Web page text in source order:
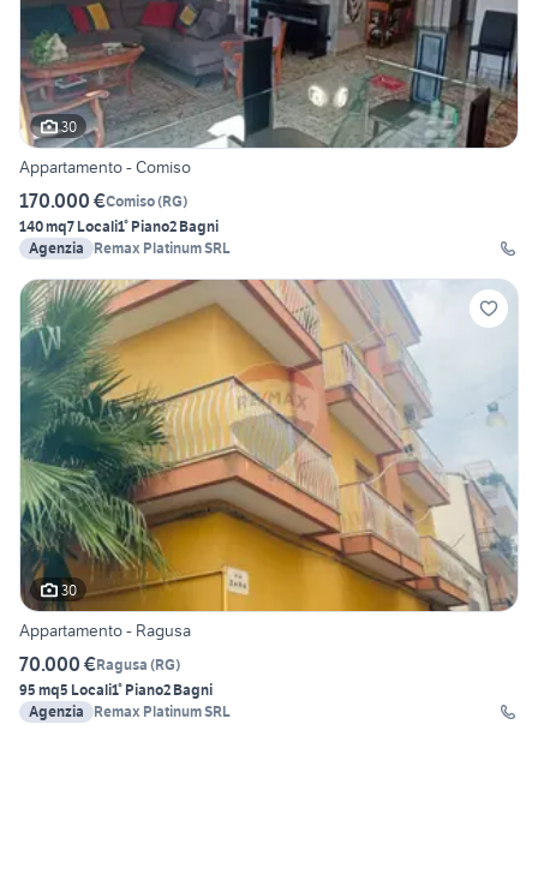
30
Appartamento - Comiso
170.000 €Comiso(RG)
140 mq7 Locali1° Piano2 Bagni
Agenzia
Remax Platinum SRL
30
Appartamento - Ragusa
70.000 €Ragusa (RG)
95 mq5 Locali1° Piano2 Bagni
Agenzia
Remax Platinum SRL